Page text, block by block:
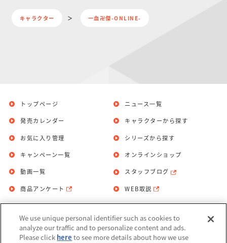
キャラクター 一血卍傑-ONLINE-
トップページ
発売カレンダー
お気に入り管理
ニュース一覧
キャラクターから探す
シリーズから探す
キャンペーン一覧
動画一覧
商品アンケート
オンラインショップ
スタッフブログ
WEB取説
お問い合わせ 個人情報保護方針
We use unique personal identifier such as cookies to
analyze our traffic and to personalize content and ads.
Please click here to see more details about how we use